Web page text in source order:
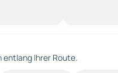
Ihrer Route.